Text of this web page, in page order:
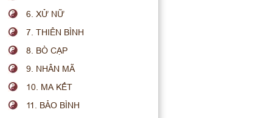
6. XỬ NỮ
7. THIÊN BÌNH
8. BÒ CẠP
9. NHÂN MÃ
10. MA KẾT
11. BẢO BÌNH